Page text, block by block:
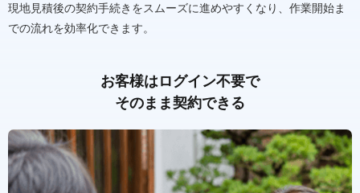
現地見積後の契約手続きをスムーズに進めやすくなり、作業開始ま
での流れを効率化できます。
お客様はログイン不要で
そのまま契約できる